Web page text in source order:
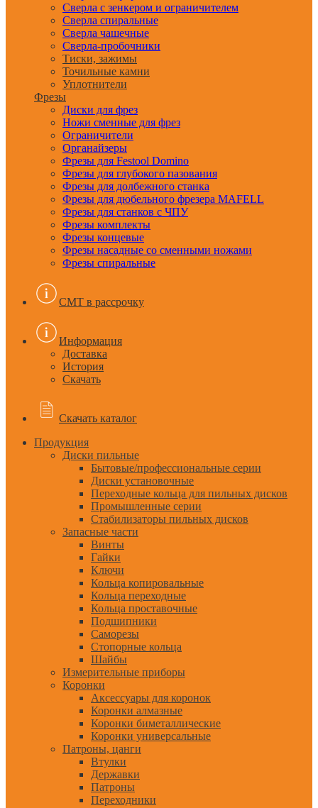
Сверла с зенкером и ограничителем
Сверла спиральные
Сверла чашечные
Сверла-пробочники
Тиски, зажимы
Точильные камни
Уплотнители
Фрезы
Диски для фрез
Ножи сменные для фрез
Ограничители
Органайзеры
Фрезы для Festool Domino
Фрезы для глубокого пазования
Фрезы для долбежного станка
Фрезы для дюбельного фрезера MAFELL
Фрезы для станков с ЧПУ
Фрезы комплекты
Фрезы концевые
Фрезы насадные со сменными ножами
Фрезы спиральные
CMT в рассрочку
Информация
Доставка
История
Скачать
Скачать каталог
Продукция
Диски пильные
Бытовые/профессиональные серии
Диски установочные
Переходные кольца для пильных дисков
Промышленные серии
Стабилизаторы пильных дисков
Запасные части
Винты
Гайки
Ключи
Кольца копировальные
Кольца переходные
Кольца проставочные
Подшипники
Саморезы
Стопорные кольца
Шайбы
Измерительные приборы
Коронки
Аксессуары для коронок
Коронки алмазные
Коронки биметаллические
Коронки универсальные
Патроны, цанги
Втулки
Державки
Патроны
Переходники